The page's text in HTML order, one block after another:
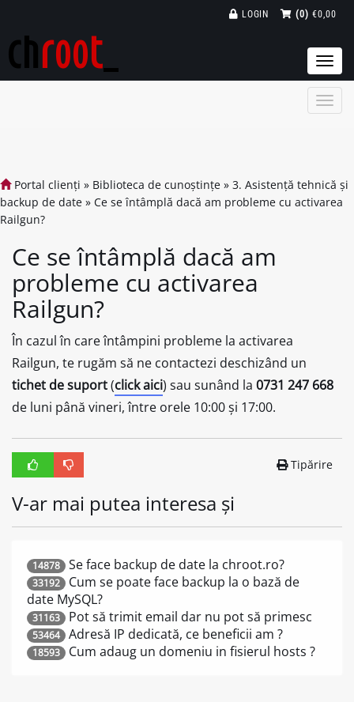
(0) €0,00
LOGIN
Portal clienți » Biblioteca de cunoștințe » 3. Asistență tehnică și
backup de date » Ce se întâmplă dacă am probleme cu activarea
Railgun?
Ce se întâmplă dacă am
probleme cu activarea
Railgun?
În cazul în care întâmpini probleme la activarea
Railgun, te rugăm să ne contactezi deschizând un
tichet de suport(click aici) sau sunând la 0731 247 668
de luni până vineri, între orele 10:00 și 17:00.
Tipărire
V-ar mai putea interesa și
14878 Se face backup de date la chroot.ro?
33192
Cum se poate face backup la o bază de
date MySQL?
31163 Pot să trimit email dar nu pot să primesc
53464 Adresă IP dedicată, ce beneficii am ?
18593 Cum adaug un domeniu in fisierul hosts ?